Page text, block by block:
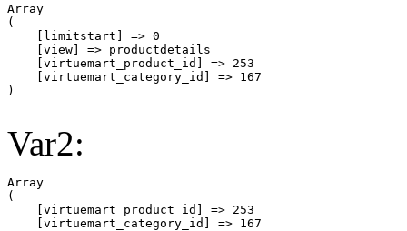
Array
(
    [limitstart] => 0
    [view] => productdetails
    [virtuemart_product_id] => 253
    [virtuemart_category_id] => 167
Var2:
Array
(
    [virtuemart_product_id] => 253
    [virtuemart_category_id] => 167